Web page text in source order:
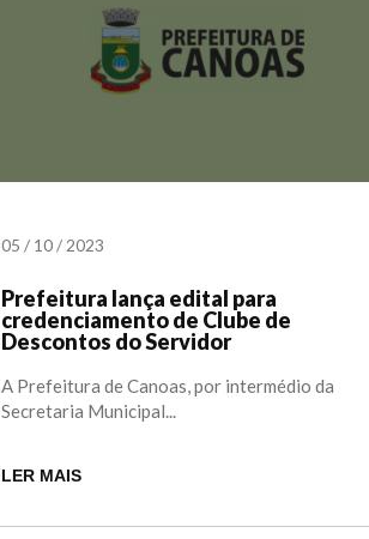
05 / 10/2023
Prefeitura lança edital para
credenciamento de Clube de
Descontos do Servidor
A Prefeitura de Canoas, por intermédio da
Secretaria Municipal...
LER MAIS